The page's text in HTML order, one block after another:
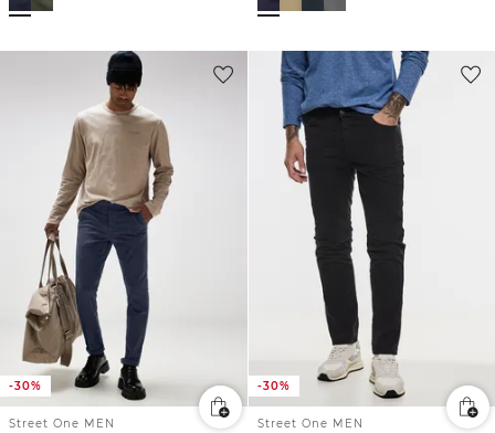
-30%
Street One MEN
-30%
Street One MEN